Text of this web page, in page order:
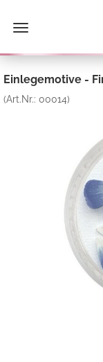
Einlegemotive -
(Art.Nr.: 00014)